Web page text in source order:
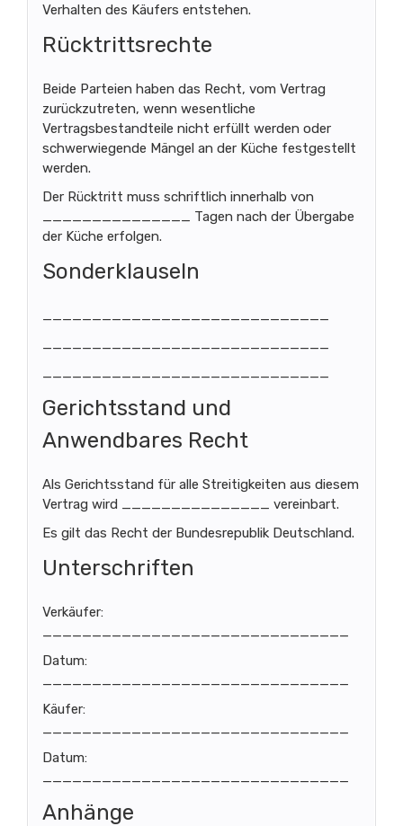
Verhalten des Käufers entstehen.
Rücktrittsrechte
Beide Parteien haben das Recht, vom Vertrag
zurückzutreten, wenn wesentliche
Vertragsbestandteile nicht erfüllt werden oder
schwerwiegende Mängel an der Küche festgestellt
werden.
Der Rücktritt muss schriftlich innerhalb von
_______________ Tagen nach der Übergabe
der Küche erfolgen.
Sonderklauseln
_____________________________
_____________________________
_____________________________
Gerichtsstand und
Anwendbares Recht
Als Gerichtsstand für alle Streitigkeiten aus diesem
Vertrag wird _______________ vereinbart.
Es gilt das Recht der Bundesrepublik Deutschland.
Unterschriften
Verkäufer:
_______________________________
Datum:
_______________________________
Käufer:
_______________________________
Datum:
_______________________________
Anhänge